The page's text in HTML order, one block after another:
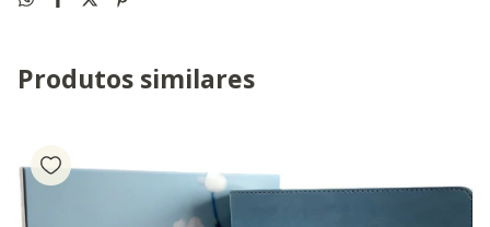
Produtos similares